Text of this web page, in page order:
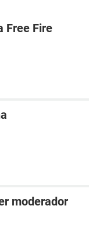
Free Fire
moderador